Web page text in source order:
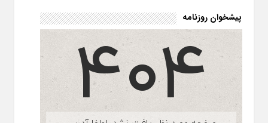
پیشخوان روزنامه